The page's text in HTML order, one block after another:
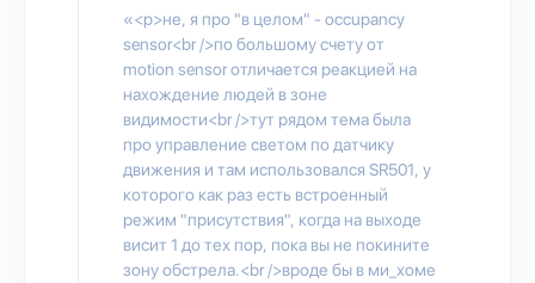
«<p>не, я про "в целом" - occupancy
sensor<br />по большому счету от
motion sensor отличается реакцией на
нахождение людей в зоне
видимости<br />тут рядом тема была
про управление светом по датчику
движения и там использовался SR501, у
которого как раз есть встроенный
режим "присутствия", когда на выходе
висит 1 до тех пор, пока вы не покините
зону обстрела.<br />вроде бы в ми_хоме